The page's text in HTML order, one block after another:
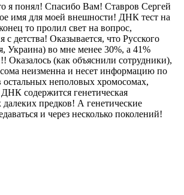
я понял! Спасибо Вам! Ставров Сергей
имя для моей внешности! ДНК тест на
то пролил свет на вопрос,
детства! Оказывается, что Русского
Украина) во мне менее 30%, а 41%
Оказалось (как объяснили сотрудники),
неизменна и несет информацию по
неполовых хромосомах,
содержится генетическая
предков! А генетические
и через несколько поколений!